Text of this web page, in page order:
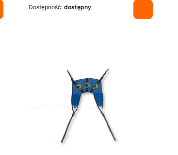
Dostępność: dostępny
Do 95% dofinansowania